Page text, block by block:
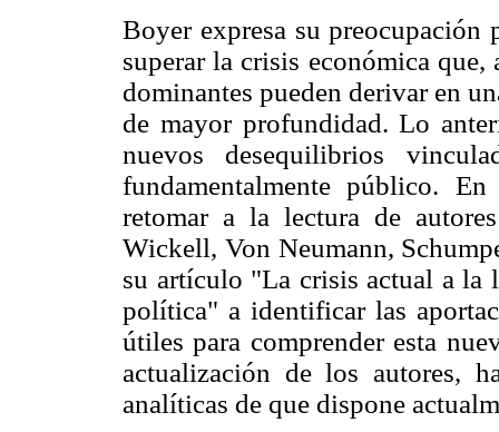
Boyer expresa su preocupación
superar la crisis económica
dominantes pueden derivar en
de mayor profundidad. Lo
nuevos desequilibrios
fundamentalmente público.
retomar a la lectura de
Wickell, Von Neumann,
su artículo "La crisis actual a la
política" a identificar las
útiles para comprender esta
actualización de los autores,
analíticas de que dispone